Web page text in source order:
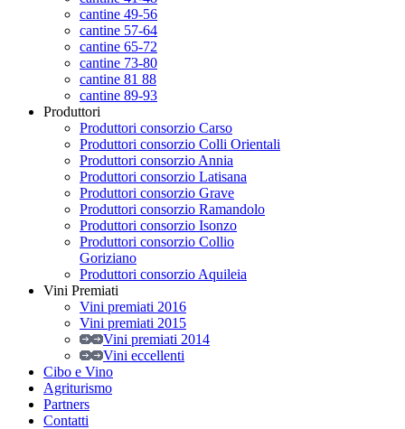
cantine 49-56
cantine 57-64
cantine 65-72
cantine 73-80
cantine 81 88
cantine 89-93
Produttori
Produttori consorzio Carso
Produttori consorzio Colli Orientali
Produttori consorzio Annia
Produttori consorzio Latisana
Produttori consorzio Grave
Produttori consorzio Ramandolo
Produttori consorzio Isonzo
Produttori consorzio Collio
Goriziano
Produttori consorzio Aquileia
Vini Premiati
Vini premiati 2016
Vini premiati 2015
Vini premiati 2014
Vini eccellenti
Cibo e Vino
Agriturismo
Partners
Contatti